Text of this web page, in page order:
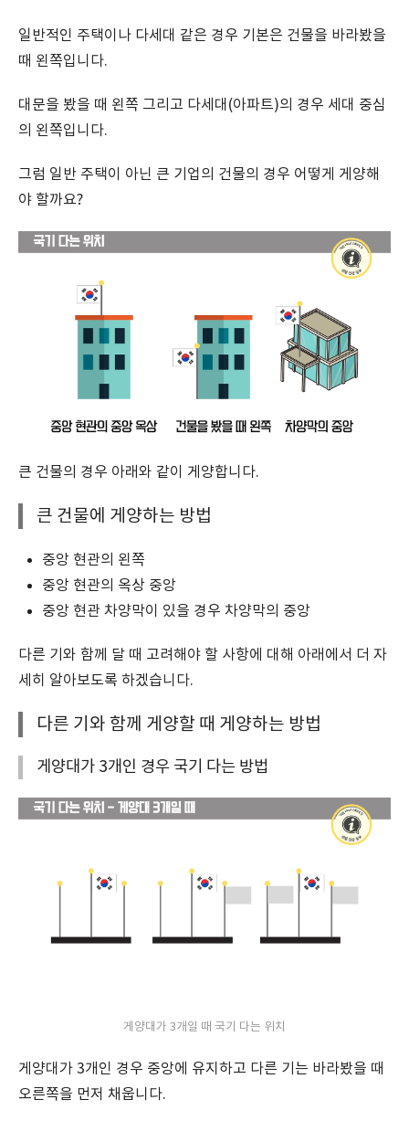
일반적인 주택이나 다세대 같은 경우 기본은 건물을 바라봤을
때 왼쪽입니다.
대문을 봤을 때 왼쪽 그리고 다세대(아파트)의 경우 세대 중심
의 왼쪽입니다.
그럼 일반 주택이 아닌 큰 기업의 건물의 경우 어떻게 게양해
야 할까요?
큰 건물의 경우 아래와 같이 게양합니다.
큰 건물에 게양하는 방법
중앙 현관의 왼쪽
중앙 현관의 옥상 중앙
중앙 현관 차양막이 있을 경우 차양막의 중앙
다른 기와 함께 달 때 고려해야 할 사항에 대해 아래에서 더 자
세히 알아보도록 하겠습니다.
다른 기와 함께 게양할 때 게양하는 방법
게양대가 3개인 경우 국기 다는 방법
게양대가 3개일 때 국기 다는 위치
게양대가 3개인 경우 중앙에 유지하고 다른 기는 바라봤을 때
오른쪽을 먼저 채웁니다.